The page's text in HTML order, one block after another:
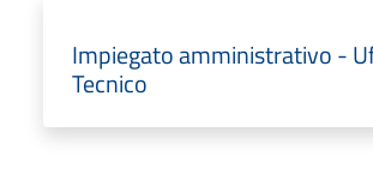
Impiegato amministrativo -
Tecnico